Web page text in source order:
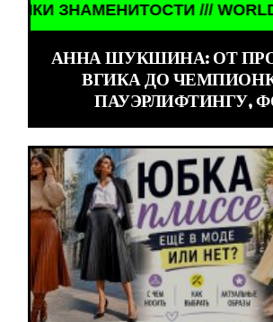
/// WORLD
АННА ШУКШИНА: ОТ
ВГИКА ДО
ПАУЭРЛИФТИНГУ,